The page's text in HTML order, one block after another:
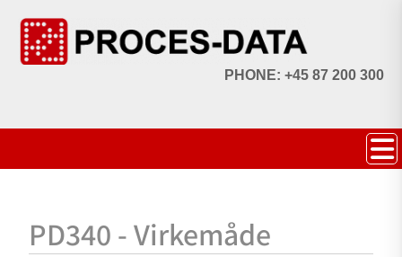
PHONE: +45 87 200 300
PD340 - Virkemåde